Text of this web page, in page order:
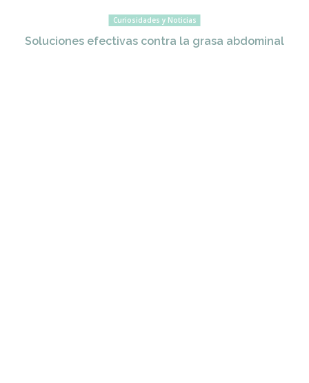
Curiosidades y Noticias
Soluciones efectivas contra la grasa abdominal